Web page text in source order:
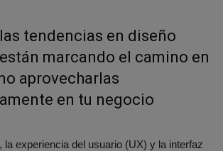
tendencias en diseño
marcando el camino en
aprovecharlas
en tu negocio
la experiencia del usuario (UX) y la interfaz